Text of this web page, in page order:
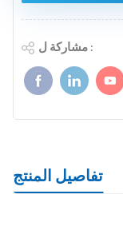
مشاركة ل :
تفاصيل المنتج